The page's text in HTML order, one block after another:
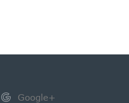
Google+